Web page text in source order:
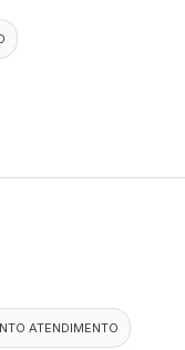
ATENDIMENTO